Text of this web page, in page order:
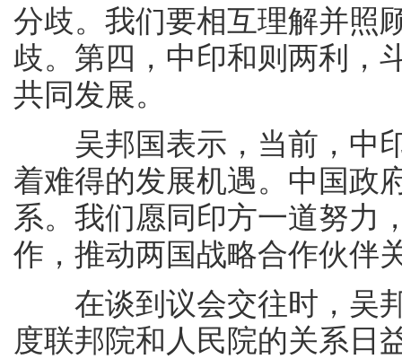
分歧。我们要相互理解并照
歧。第四，中印和则两利，
共同发展。
吴邦国表示，当前，中印
着难得的发展机遇。中国政
系。我们愿同印方一道努力
作，推动两国战略合作伙伴
在谈到议会交往时，吴邦
度联邦院和人民院的关系日